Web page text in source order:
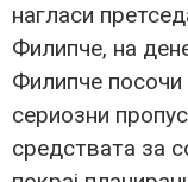
нагласи
Филипче, на
Филипче
сериозни
средствата за